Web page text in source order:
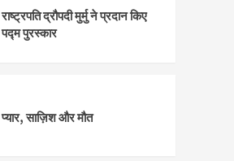
राष्ट्रपति द्रौपदी मुर्मु ने प्रदान किए
पद्म पुरस्कार
प्यार, साज़िश और मौत